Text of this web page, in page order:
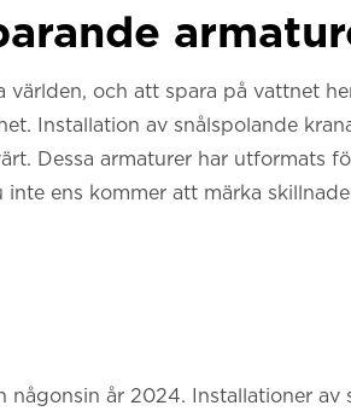
och att spara på vattnet
Installation av snålspolande
Dessa armaturer har utformats
ens kommer att märka
år 2024. Installationer av